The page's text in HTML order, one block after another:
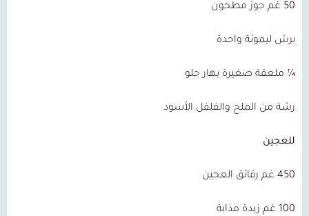
50 غم جوز مطحون
برش ليمونة واحدة
¼ ملعقة صغيرة بهار حلو
رشة من الملح والفلفل الأسود
للعجين
450 غم رقائق العجين
100 غم زبدة مذابة